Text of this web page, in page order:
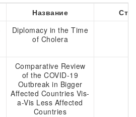
Название
Diplomacy in the Time
of Cholera
Comparative Review
of the COVID-19
Outbreak in Bigger
Affected Countries Vis-
a-Vis Less Affected
Countries